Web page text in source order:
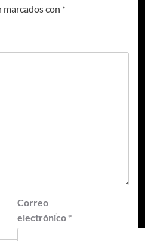
con *
Correo
electrónico *